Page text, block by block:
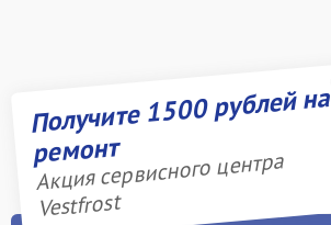
Получите 1500 рублей на
ремонт
Акция сервисного центра
Vestfrost